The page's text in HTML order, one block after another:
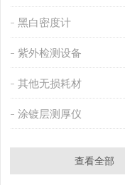
黑白密度计
紫外检测设备
其他无损耗材
涂镀层测厚仪
查看全部